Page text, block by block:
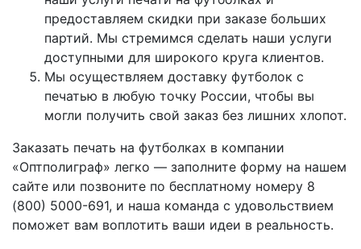
предоставляем скидки при заказе больших
партий. Мы стремимся сделать наши услуги
доступными для широкого круга клиентов.
Мы осуществляем доставку футболок с
печатью в любую точку России, чтобы вы
могли получить свой заказ без лишних хлопот.
Заказать печать на футболках в компании
«Оптполиграф» легко — заполните форму на нашем
сайте или позвоните по бесплатному номеру 8
(800) 5000-691, и наша команда с удовольствием
поможет вам воплотить ваши идеи в реальность.